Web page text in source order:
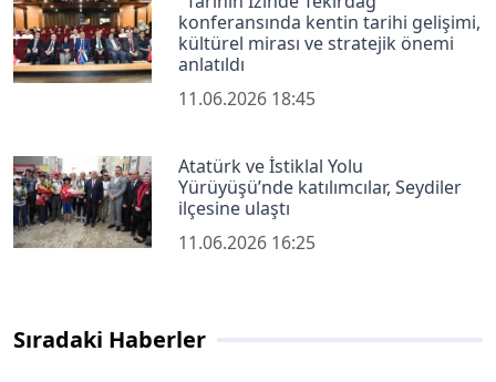
konferansında kentin tarihi gelişimi,
kültürel mirası ve stratejik önemi
anlatıldı
11.06.2026 18:45
Atatürk ve İstiklal Yolu
Yürüyüşü’nde katılımcılar, Seydiler
ilçesine ulaştı
11.06.2026 16:25
Sıradaki Haberler